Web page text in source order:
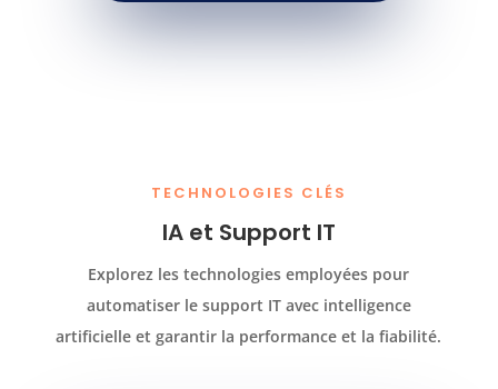
TECHNOLOGIES CLÉS
IA et Support IT
Explorez les technologies employées pour
automatiser le support IT avec intelligence
artificielle et garantir la performance et la fiabilité.